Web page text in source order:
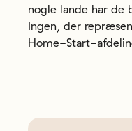
nogle lande har de
Ingen, der
Home-Start-